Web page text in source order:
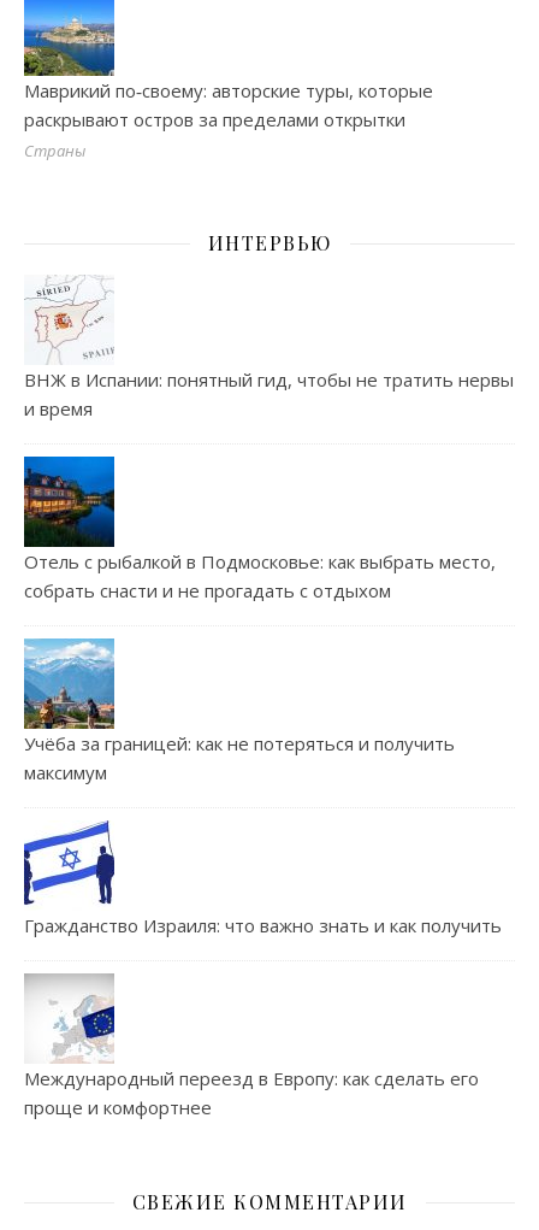
Маврикий по‑своему: авторские туры, которые
раскрывают остров за пределами открытки
Страны
ИНТЕРВЬЮ
ВНЖ в Испании: понятный гид, чтобы не тратить нервы
и время
Отель с рыбалкой в Подмосковье: как выбрать место,
собрать снасти и не прогадать с отдыхом
Учёба за границей: как не потеряться и получить
максимум
Гражданство Израиля: что важно знать и как получить
Международный переезд в Европу: как сделать его
проще и комфортнее
СВЕЖИЕ КОММЕНТАРИИ